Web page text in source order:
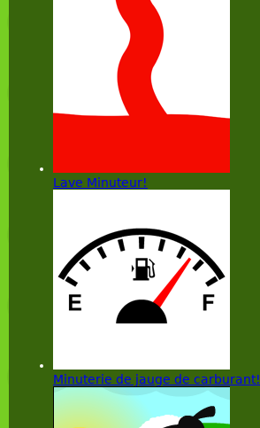
Lave Minuteur!
Minuterie de jauge de carburant!